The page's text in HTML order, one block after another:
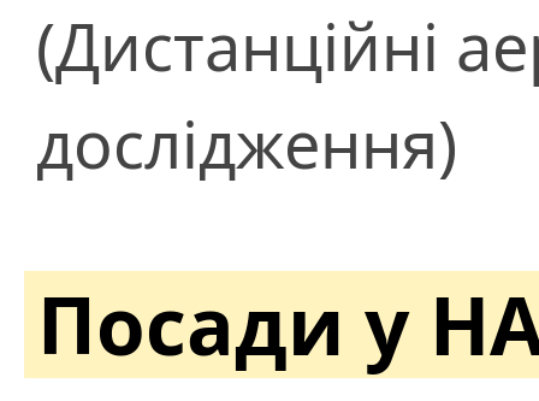
(Дистанційні
дослідження)
Посади у